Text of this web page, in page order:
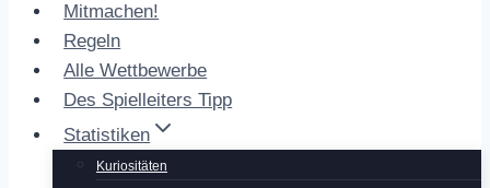
Mitmachen!
Regeln
Alle Wettbewerbe
Des Spielleiters Tipp
Statistiken
Kuriositäten